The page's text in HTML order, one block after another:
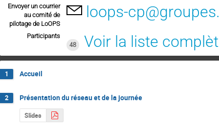
Envoyer un courrier
au comité de
pilotage de LoOPS
loops-
Participants
48
Voir la liste
1 Accueil
2 Présentation du réseau et de la journée
Slides